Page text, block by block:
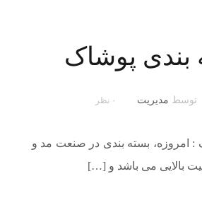
بندی پوشاک
توسط مدیریت ۰ نظر
: امروزه، بسته بندی در صنعت مد و
بالایی می باشد و […]